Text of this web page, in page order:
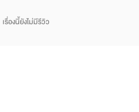
เรื่องนี้ยังไม่มีรีวิว